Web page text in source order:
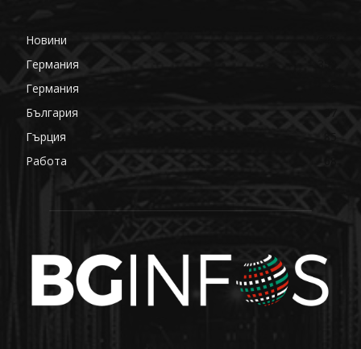
Новини
Германия
Германия
България
Гърция
Работа